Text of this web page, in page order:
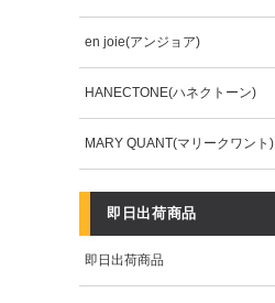
en joie(アンジョア)
HANECTONE(ハネクトーン)
MARY QUANT(マリークワント)
即日出荷商品
即日出荷商品